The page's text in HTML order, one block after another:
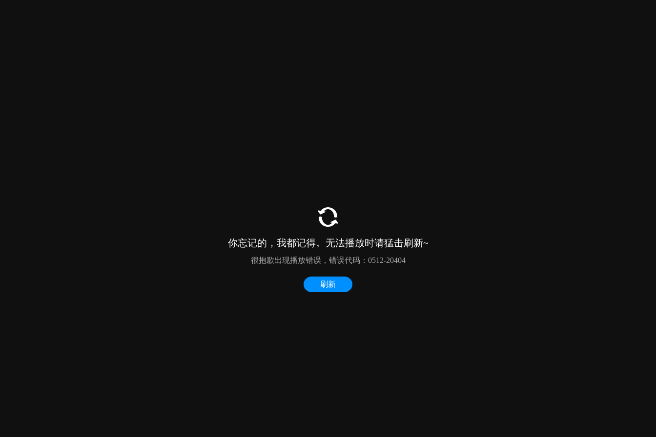
你忘记的，我都记得。无法播放时请猛击刷新~
很抱歉出现播放错误，错误代码：0512-20404
刷新